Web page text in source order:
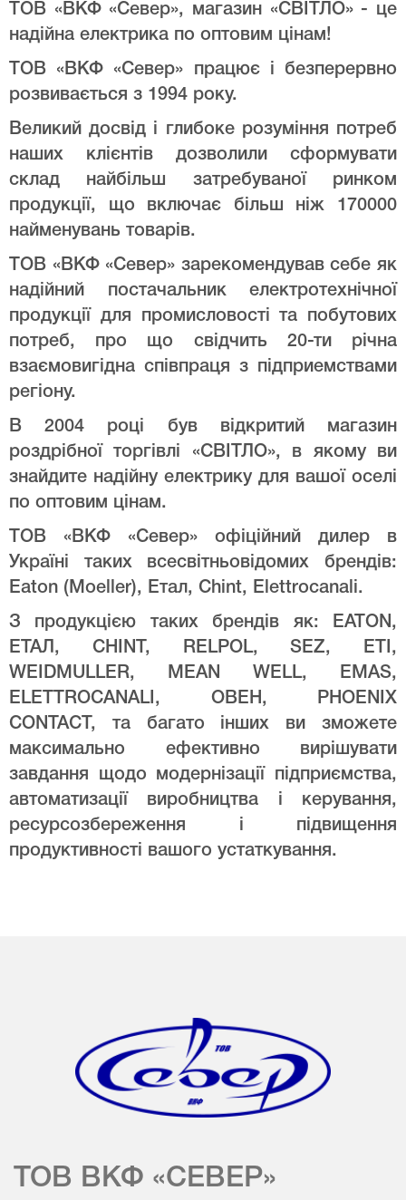
ТОВ «ВКФ «Север», магазин «СВІТЛО» - це
надійна електрика по оптовим цінам!
ТОВ «ВКФ «Север» працює і безперервно
розвивається з 1994 року.
Великий досвід і глибоке розуміння потреб
наших клієнтів дозволили сформувати
склад найбільш затребуваної ринком
продукції, що включає більш ніж 170000
найменувань товарів.
ТОВ «ВКФ «Север» зарекомендував себе як
надійний постачальник електротехнічної
продукції для промисловості та побутових
потреб, про що свідчить 20-ти річна
взаємовигідна співпраця з підприемствами
регіону.
В 2004 році був відкритий магазин
роздрібної торгівлі «СВІТЛО», в якому ви
знайдите надійну електрику для вашої оселі
по оптовим цінам.
ТОВ «ВКФ «Север» офіційний дилер в
Україні таких всесвітньовідомих брендів:
Eaton (Moeller), Етал, Chint, Elettrocanali.
З продукцією таких брендів як: EATON,
ЕТАЛ, CHINT, RELPOL, SEZ, ETI,
WEIDMULLER, MEAN WELL, EMAS,
ELETTROCANALI, ОВЕН, PHOENIX
CONTACT, та багато інших ви зможете
максимально ефективно вирішувати
завдання щодо модернізації підприємства,
автоматизації виробництва і керування,
ресурсозбереження і підвищення
продуктивності вашого устаткування.
ТОВ ВКФ «СЕВЕР»